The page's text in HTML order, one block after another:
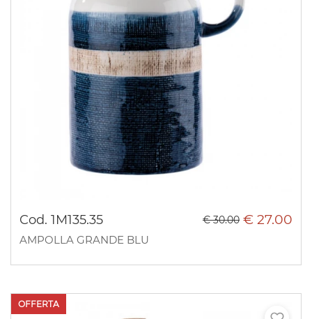
Cod. 1M135.35 € 27.00
€ 30.00
AMPOLLA GRANDE BLU